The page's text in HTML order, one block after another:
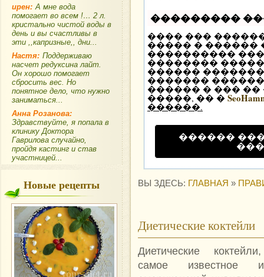
ирен: А мне вода
помогает во всем !… 2 л.
кристально чистой воды в
день и вы счастливы в
эти ,,капризные,, дни...
Настя: Поддерживаю
насчет редуксина лайт.
Он хорошо помогает
сбросить вес. Но
понятное дело, что нужно
заниматься...
Анна Розанова:
Здравствуйте, я попала в
клинику Доктора
Гаврилова случайно,
пройдя кастинг и став
участницей...
Новые рецепты
���������
���� ���
����� � ������
����������
��������
������
������� ������
������ � ��� ��
�����, �� �
������.
������
ВЫ ЗДЕСЬ: ГЛАВНАЯ »
Диетические коктейли
Диетические
самое известное